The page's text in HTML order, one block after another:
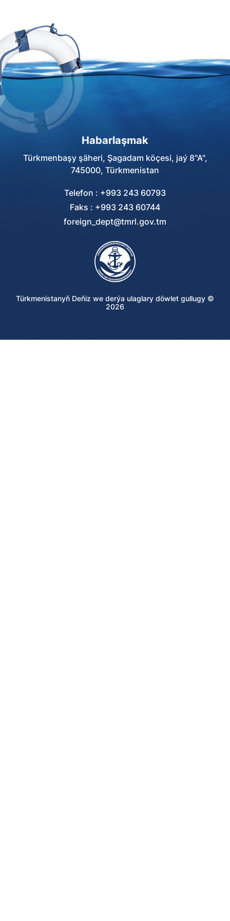
gatnaşdy. Bu barada
http://tdh.gov.tm internet
sahypasynda habar berilýär.
Habarlaşmak
Türkmenbaşy şäheri, Şagadam köçesi, jaý 8"A",
745000, Türkmenistan
Telefon : +993 243 60793
Faks : +993 243 60744
foreign_dept@tmrl.gov.tm
Türkmenistanyň Deňiz we derýa ulaglary döwlet gullugy ©
2026